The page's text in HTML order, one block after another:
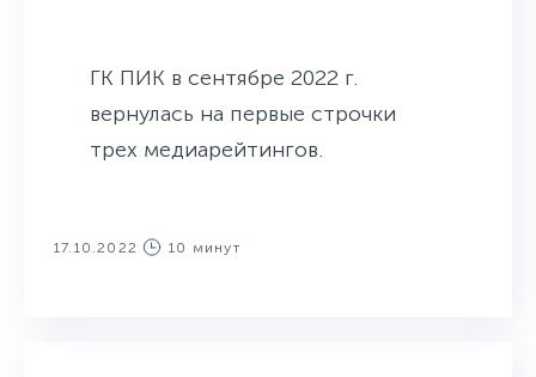
ГК ПИК в сентябре 2022 г.
вернулась на первые строчки
трех медиарейтингов.
17.10.2022 10 минут